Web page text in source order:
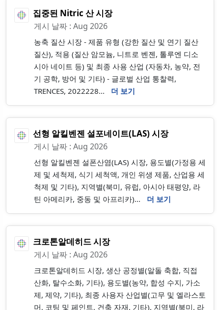
집중된 Nitric 산 시장
게시 날짜 : Aug 2026
농축 질산 시장 - 제품 유형 (강한 질산 및 연기 질산
질산), 적용 (질산 암모늄, 니트로 벤젠, 톨루엔 디소
시아 네이트 등) 및 최종 사용 산업 (자동차, 농약, 전
기 공학, 방어 및 기타) - 글로벌 산업 통찰력,
TRENCES, 2022228...
더 보기
선형 알킬벤젠 설포네이트(LAS) 시장
게시 날짜 : Aug 2026
선형 알킬벤젠 설폰산염(LAS) 시장, 용도별(가정용 세
제 및 세척제, 식기 세척액, 개인 위생 제품, 산업용 세
척제 및 기타), 지역별(북미, 유럽, 아시아 태평양, 라
틴 아메리카, 중동 및 아프리카)...
더 보기
크로톤알데히드 시장
게시 날짜 : Aug 2026
크로톤알데히드 시장, 생산 공정별(알돌 축합, 직접
산화, 탈수소화, 기타), 용도별(농약, 합성 수지, 가소
제, 제약, 기타), 최종 사용자 산업별(고무 및 엘라스토
머, 코팅 및 페인트, 건축 자재, 기타), 지역별(북미, 라